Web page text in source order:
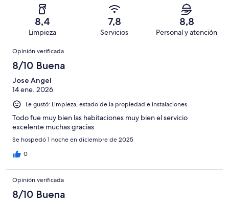
opiniones
opiniones
1011
8,4
Limpieza
7,8
Servicios
8,8
Personal y atención
Opiniones
Opinión verificada
8/10 Buena
Jose Angel
14 ene. 2026
Le gustó: Limpieza, estado de la propiedad e instalaciones
Todo fue muy bien las habitaciones muy bien el servicio
excelente muchas gracias
Se hospedó 1 noche en diciembre de 2025
0
Opinión verificada
8/10 Buena